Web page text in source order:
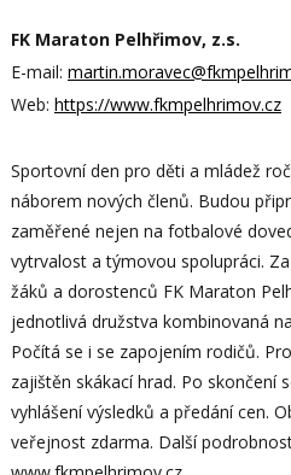
FK Maraton Pelhřimov, z.s.
E-mail:
Web: https://www.fkmpelhrimov.cz
Sportovní den pro děti a mládež
náborem nových členů. Budou
zaměřené nejen na fotbalové
vytrvalost a týmovou spolupráci.
žáků a dorostenců FK Maraton
jednotlivá družstva kombinovaná
Počítá se i se zapojením rodičů.
zajištěn skákací hrad. Po skončení
vyhlášení výsledků a předání cen.
veřejnost zdarma. Další